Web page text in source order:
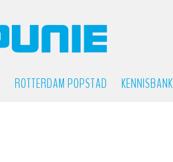
ROTTERDAM POPSTAD KENNISBANK